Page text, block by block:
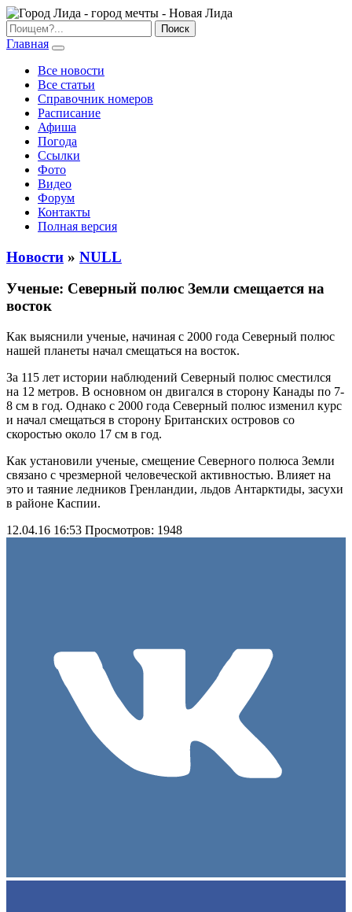
Главная
Все новости
Все статьи
Справочник номеров
Расписание
Афиша
Погода
Ссылки
Фото
Видео
Форум
Контакты
Полная версия
Новости » NULL
Ученые: Северный полюс Земли смещается на
восток
Как выяснили ученые, начиная с 2000 года Северный полюс
нашей планеты начал смещаться на восток.
За 115 лет истории наблюдений Северный полюс сместился
на 12 метров. В основном он двигался в сторону Канады по 7-
8 см в год. Однако с 2000 года Северный полюс изменил курс
и начал смещаться в сторону Британских островов со
скоростью около 17 см в год.
Как установили ученые, смещение Северного полюса Земли
связано с чрезмерной человеческой активностью. Влияет на
это и таяние ледников Гренландии, льдов Антарктиды, засухи
в районе Каспии.
12.04.16 16:53 Просмотров: 1948